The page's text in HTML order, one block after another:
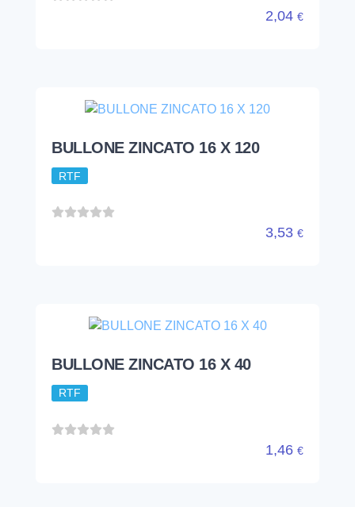
2,04 €
BULLONE ZINCATO 16 X 120
RTF
3,53 €
BULLONE ZINCATO 16 X 40
RTF
1,46 €